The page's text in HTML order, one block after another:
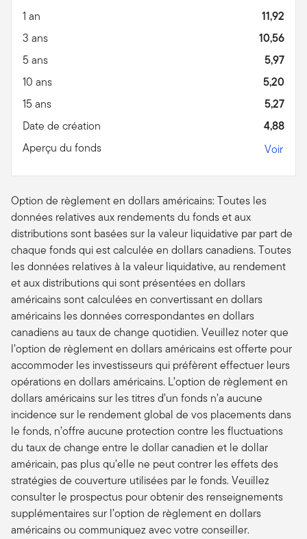
1 an
11,92
3 ans
10,56
5 ans
5,97
10 ans
5,20
15 ans
5,27
Date de création
4,88
Aperçu du fonds
Voir
Option de règlement en dollars américains: Toutes les
données relatives aux rendements du fonds et aux
distributions sont basées sur la valeur liquidative par part de
chaque fonds qui est calculée en dollars canadiens. Toutes
les données relatives à la valeur liquidative, au rendement
et aux distributions qui sont présentées en dollars
américains sont calculées en convertissant en dollars
américains les données correspondantes en dollars
canadiens au taux de change quotidien. Veuillez noter que
l’option de règlement en dollars américains est offerte pour
accommoder les investisseurs qui préfèrent effectuer leurs
opérations en dollars américains. L’option de règlement en
dollars américains sur les titres d’un fonds n’a aucune
incidence sur le rendement global de vos placements dans
le fonds, n’offre aucune protection contre les fluctuations
du taux de change entre le dollar canadien et le dollar
américain, pas plus qu’elle ne peut contrer les effets des
stratégies de couverture utilisées par le fonds. Veuillez
consulter le prospectus pour obtenir des renseignements
supplémentaires sur l’option de règlement en dollars
américains ou communiquez avec votre conseiller.